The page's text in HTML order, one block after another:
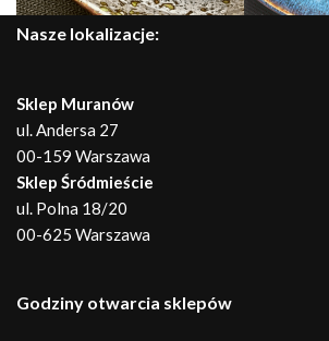
Nasze lokalizacje:
Sklep Muranów
ul. Andersa 27
00-159 Warszawa
Sklep Śródmieście
ul. Polna 18/20
00-625 Warszawa
Godziny otwarcia sklepów